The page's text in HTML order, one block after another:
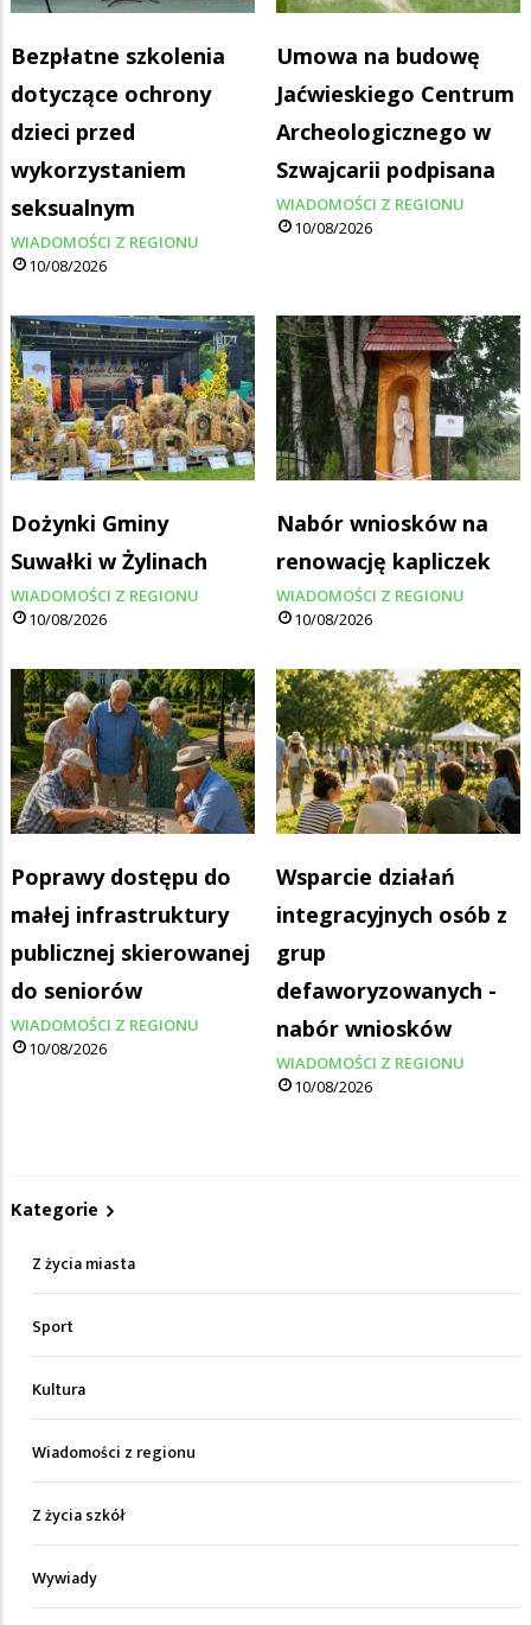
Bezpłatne szkolenia
dotyczące ochrony
dzieci przed
wykorzystaniem
seksualnym
WIADOMOŚCI Z REGIONU
10/08/2026
Umowa na budowę
Jaćwieskiego Centrum
Archeologicznego w
Szwajcarii podpisana
WIADOMOŚCI Z REGIONU
10/08/2026
Dożynki Gminy
Suwałki w Żylinach
WIADOMOŚCI Z REGIONU
10/08/2026
Nabór wniosków na
renowację kapliczek
WIADOMOŚCI Z REGIONU
10/08/2026
Poprawy dostępu do
małej infrastruktury
publicznej skierowanej
do seniorów
WIADOMOŚCI Z REGIONU
10/08/2026
Wsparcie działań
integracyjnych osób z
grup
defaworyzowanych -
nabór wniosków
WIADOMOŚCI Z REGIONU
10/08/2026
Kategorie
Z życia miasta
Sport
Kultura
Wiadomości z regionu
Z życia szkół
Wywiady